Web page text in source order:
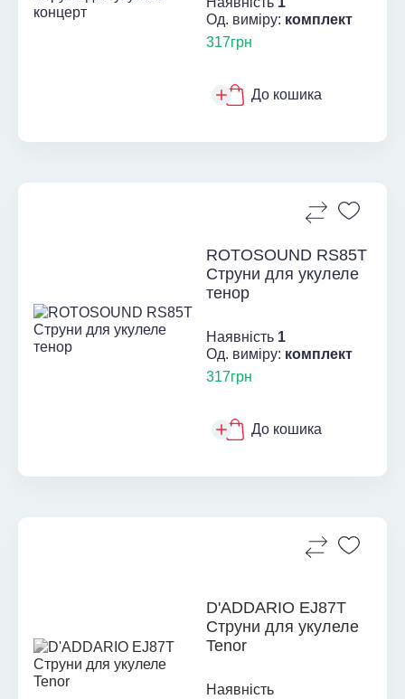
Од. виміру: комплект
317грн
До кошика
ROTOSOUND RS85T
Струни для укулеле
тенор
Наявність 1
Од. виміру: комплект
317грн
До кошика
D'ADDARIO EJ87T
Струни для укулеле
Tenor
Наявність